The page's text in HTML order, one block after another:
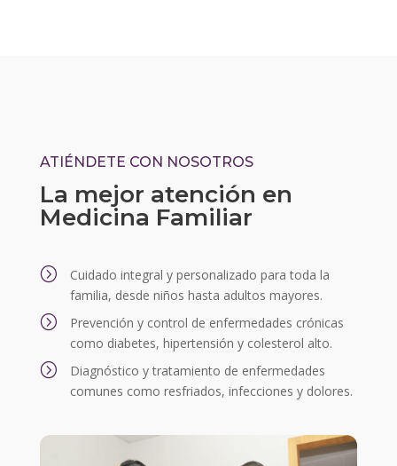
ATIÉNDETE CON NOSOTROS
La mejor atención en
Medicina Familiar
=
Cuidado integral y personalizado para toda la
familia, desde niños hasta adultos mayores.
=
Prevención y control de enfermedades crónicas
como diabetes, hipertensión y colesterol alto.
=
Diagnóstico y tratamiento de enfermedades
comunes como resfriados, infecciones y dolores.